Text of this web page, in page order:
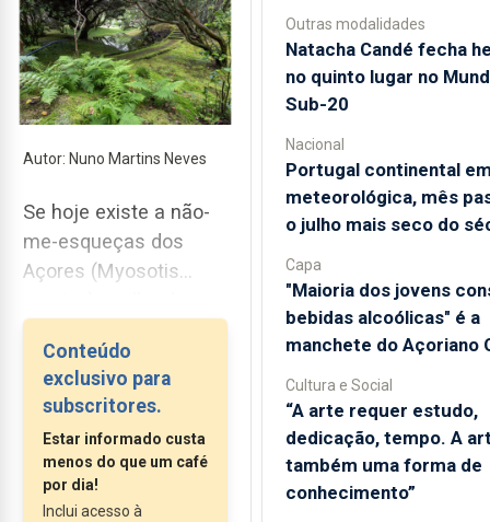
Autor: Nuno Martins Neves
Se hoje existe a não-
me-esqueças dos
Açores (Myosotis
Flores, muito se deve
ao Jardim Botânico do
Faial. A recuperação
desta espécie
endémica
extremamente rara,
que durante algum
Conteúdo
exclusivo para
subscritores.
Estar informado custa
menos do que um café
por dia!
Inclui acesso à
Outras modalidades
Natacha Candé fecha
no quinto lugar no
Sub-20
Nacional
Portugal continental
meteorológica, mês
o julho mais seco do
Capa
"Maioria dos jovens
bebidas alcoólicas" é a
manchete do Açoriano
Cultura e Social
“A arte requer estudo,
dedicação, tempo. A
também uma forma de
conhecimento”